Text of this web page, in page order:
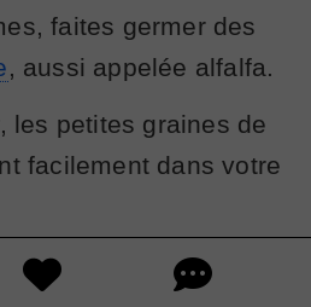
faites germer des
, aussi appelée alfalfa.
les petites graines de
facilement dans votre
besoin, c'est d'un